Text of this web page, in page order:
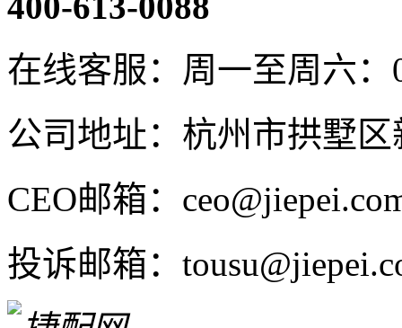
在线客服：周一至周六：
公司地址：杭州市拱墅
CEO邮箱：
投诉邮箱：